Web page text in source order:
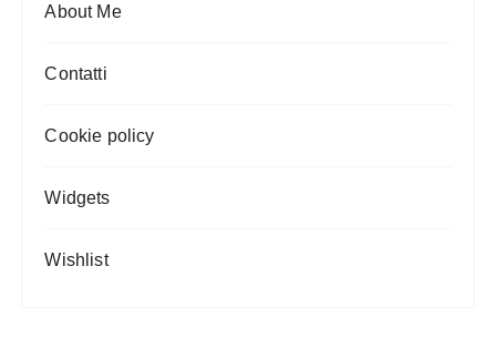
About Me
Contatti
Cookie policy
Widgets
Wishlist